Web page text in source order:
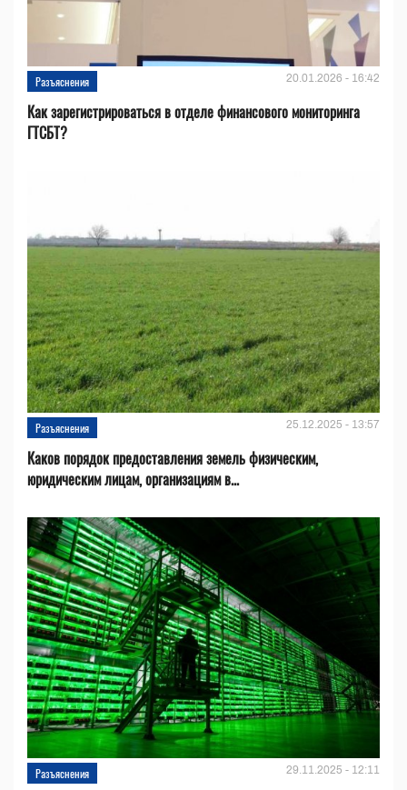
Разъяснения 20.01.2026 - 16:42
Как зарегистрироваться в отделе финансового мониторинга
ГТСБТ?
Разъяснения 25.12.2025 - 13:57
Каков порядок предоставления земель физическим,
юридическим лицам, организациям в...
Разъяснения 29.11.2025 - 12:11